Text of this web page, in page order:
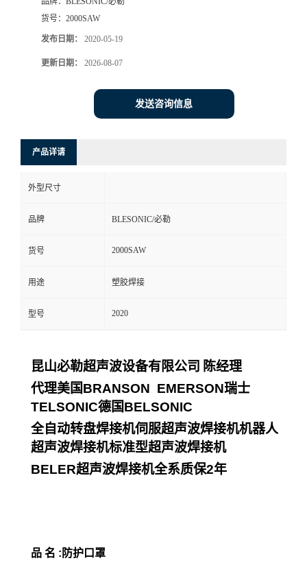
货号： 2000SAW
发布日期： 2020-05-19
更新日期： 2026-08-07
发送咨询信息
产品详请
外型尺寸
品牌 BLESONIC/必勒
货号 2000SAW
用途 塑胶焊接
型号 2020
昆山必勒超声波设备有限公司 陈经理
代理美国BRANSON EMERSON瑞士
TELSONIC德国BELSONIC
全自动转盘焊接机伺服超声波焊接机机器人
超声波焊接机标准型超声波焊接机
BELER超声波焊接机全系质保2年
品 名 :防护口罩